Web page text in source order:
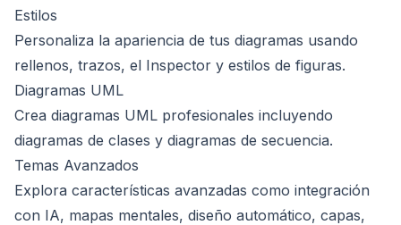
Estilos
Personaliza la apariencia de tus diagramas usando
rellenos, trazos, el Inspector y estilos de figuras.
Diagramas UML
Crea diagramas UML profesionales incluyendo
diagramas de clases y diagramas de secuencia.
Temas Avanzados
Explora características avanzadas como integración
con IA, mapas mentales, diseño automático, capas,